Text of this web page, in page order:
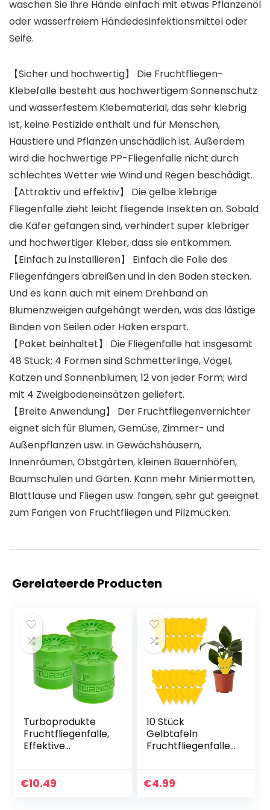
waschen Sie Ihre Hände einfach mit etwas Pflanzenöl
oder wasserfreiem Händedesinfektionsmittel oder
Seife.
【Sicher und hochwertig】 Die Fruchtfliegen-
Klebefalle besteht aus hochwertigem Sonnenschutz
und wasserfestem Klebematerial, das sehr klebrig
ist, keine Pestizide enthält und für Menschen,
Haustiere und Pflanzen unschädlich ist. Außerdem
wird die hochwertige PP-Fliegenfalle nicht durch
schlechtes Wetter wie Wind und Regen beschädigt.
【Attraktiv und effektiv】 Die gelbe klebrige
Fliegenfalle zieht leicht fliegende Insekten an. Sobald
die Käfer gefangen sind, verhindert super klebriger
und hochwertiger Kleber, dass sie entkommen.
【Einfach zu installieren】 Einfach die Folie des
Fliegenfängers abreißen und in den Boden stecken.
Und es kann auch mit einem Drehband an
Blumenzweigen aufgehängt werden, was das lästige
Binden von Seilen oder Haken erspart.
【Paket beinhaltet】 Die Fliegenfalle hat insgesamt
48 Stück; 4 Formen sind Schmetterlinge, Vögel,
Katzen und Sonnenblumen; 12 von jeder Form; wird
mit 4 Zweigbodeneinsätzen geliefert.
【Breite Anwendung】 Der Fruchtfliegenvernichter
eignet sich für Blumen, Gemüse, Zimmer- und
Außenpflanzen usw. in Gewächshäusern,
Innenräumen, Obstgärten, kleinen Bauernhöfen,
Baumschulen und Gärten. Kann mehr Miniermotten,
Blattläuse und Fliegen usw. fangen, sehr gut geeignet
zum Fangen von Fruchtfliegen und Pilzmücken.
Gerelateerde Producten
Turboprodukte
Fruchtfliegenfalle,
Effektive
wiederverwendbar
€10.49
10 Stück
Gelbtafeln
Fruchtfliegenfalle,
Insektenfänger für
€4.99